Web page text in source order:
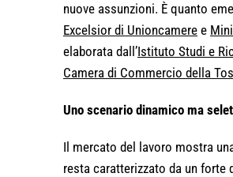
nuove assunzioni. È quanto
Excelsior di Unioncamere e
elaborata dall’Istituto Studi e
Camera di Commercio della
Uno scenario dinamico ma
Il mercato del lavoro mostra
resta caratterizzato da un forte